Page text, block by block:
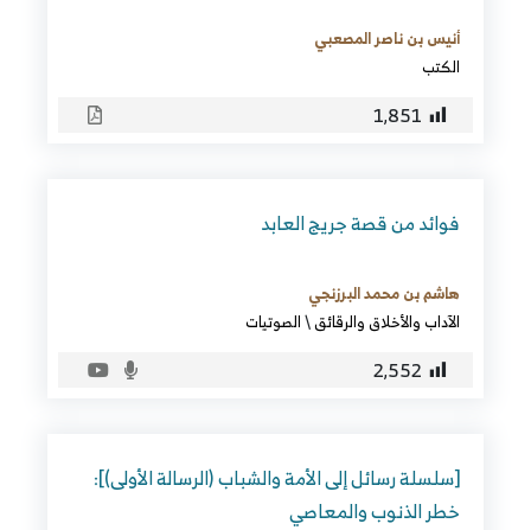
أنيس بن ناصر المصعبي
الكتب
1٬851
فوائد من قصة جريج العابد
هاشم بن محمد البرزنجي
الآداب والأخلاق والرقائق\الصوتيات
2٬552
[سلسلة رسائل إلى الأمة والشباب (الرسالة الأولى)]:
خطر الذنوب والمعاصي